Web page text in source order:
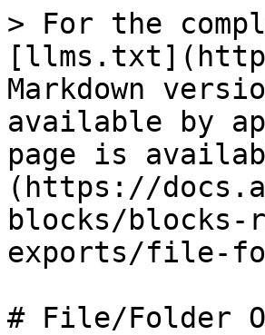
> For the
Markdown
available by
page is
(https://
blocks/
exports/file-
# File/Folder